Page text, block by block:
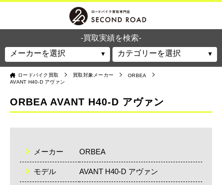
-買取実績を検索-
ロードバイク買取 買取対象メーカー
ORBEA
AVANT H40-D アヴァン
ORBEA AVANT H40-D アヴァン
メーカー ORBEA
モデル AVANT H40-D アヴァン